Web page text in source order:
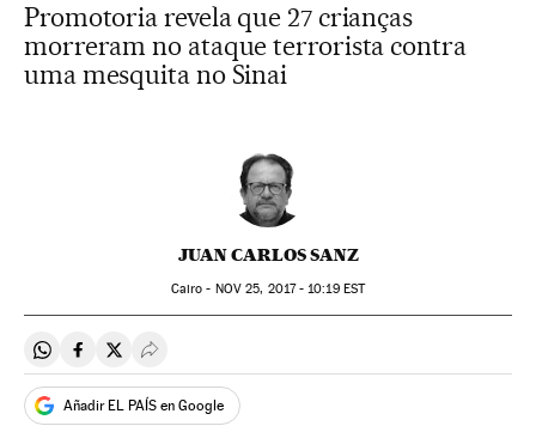
Promotoria revela que 27 crianças
morreram no ataque terrorista contra
uma mesquita no Sinai
JUAN CARLOS SANZ
Cairo - NOV 25, 2017 - 10:19EST
Compartir en Whatsapp
Compartir en Facebook
Compartir en Twitter
Desplegar Redes Sociales
Añadir EL PAÍS en Google